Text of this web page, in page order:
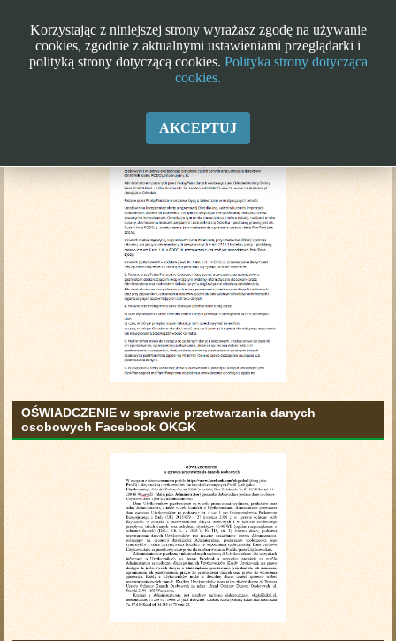
Klauzula informacyjna RODO
OŚWIADCZENIE w sprawie przetwarzania danych
osobowych Facebook OKGK
Korzystając z niniejszej strony wyrażasz zgodę na używanie
cookies, zgodnie z aktualnymi ustawieniami przeglądarki i
polityką strony dotyczącą cookies. Polityka strony dotycząca
cookies.
AKCEPTUJ